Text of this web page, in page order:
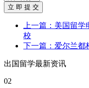
立 即 提 交
上一篇：美国留
校
下一篇：爱尔兰都
出国留学最新资讯
02